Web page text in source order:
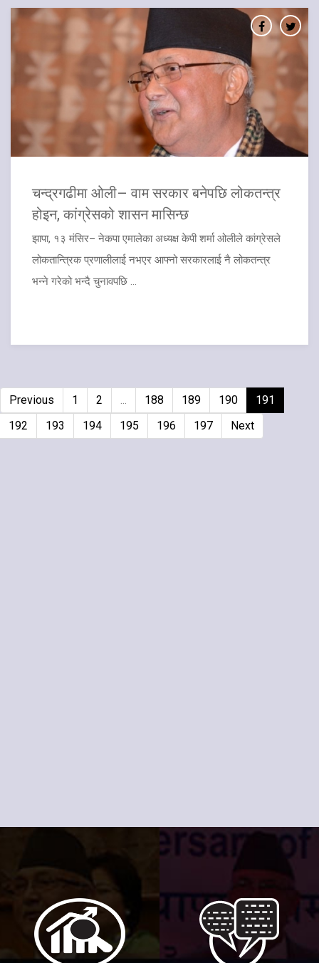
चन्द्रगढीमा ओली– वाम सरकार बनेपछि लोकतन्त्र
होइन, कांग्रेसको शासन मासिन्छ
झापा, १३ मंसिर– नेकपा एमालेका अध्यक्ष केपी शर्मा ओलीले कांग्रेसले
लोकतान्त्रिक प्रणालीलाई नभएर आफ्नो सरकारलाई नै लोकतन्त्र
भन्ने गरेको भन्दै चुनावपछि ...
Previous 1 2 ... 188 189 190
191
192
193 194 195 196 197 Next